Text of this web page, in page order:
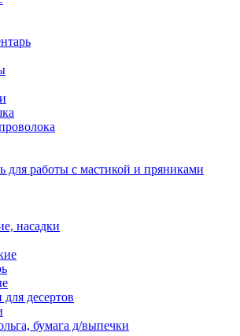
для работы с мастикой и пряниками
насадки
десертов
бумага д/выпечки